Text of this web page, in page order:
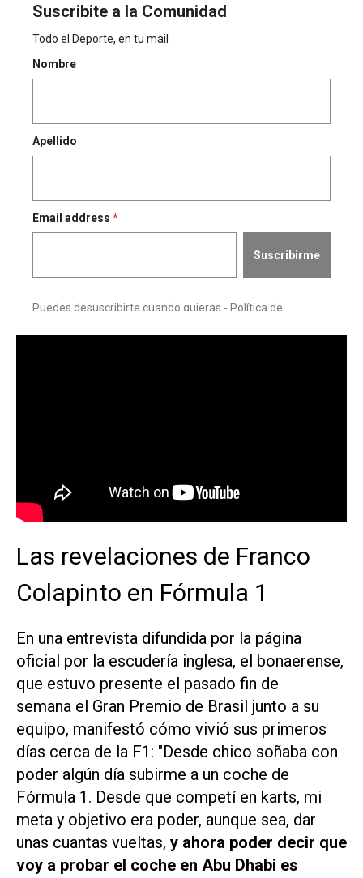
Las revelaciones de Franco
Colapinto en Fórmula 1
En una entrevista difundida por la página
oficial por la escudería inglesa, el bonaerense,
que estuvo presente el pasado fin de
semana el Gran Premio de Brasil junto a su
equipo, manifestó cómo vivió sus primeros
días cerca de la F1: "Desde chico soñaba con
poder algún día subirme a un coche de
Fórmula 1. Desde que competí en karts, mi
meta y objetivo era poder, aunque sea, dar
unas cuantas vueltas, y ahora poder decir que
voy a probar el coche en Abu Dhabi es